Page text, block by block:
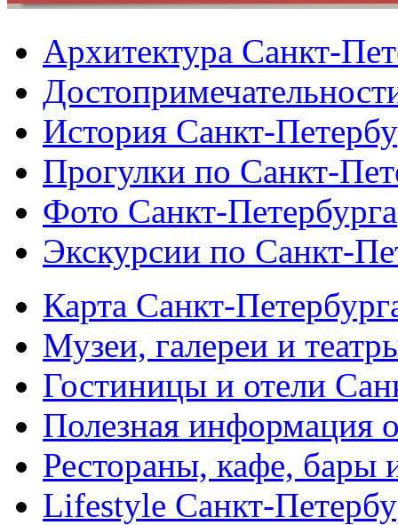
Архитектура Санкт-
История Санкт-
Прогулки по Санкт-
Фото Санкт-Петербурга
Экскурсии по Санкт-
Карта Санкт-
Музеи, галереи и
Гостиницы и отели
Полезная информация
Рестораны, кафе, бары
Lifestyle Санкт-